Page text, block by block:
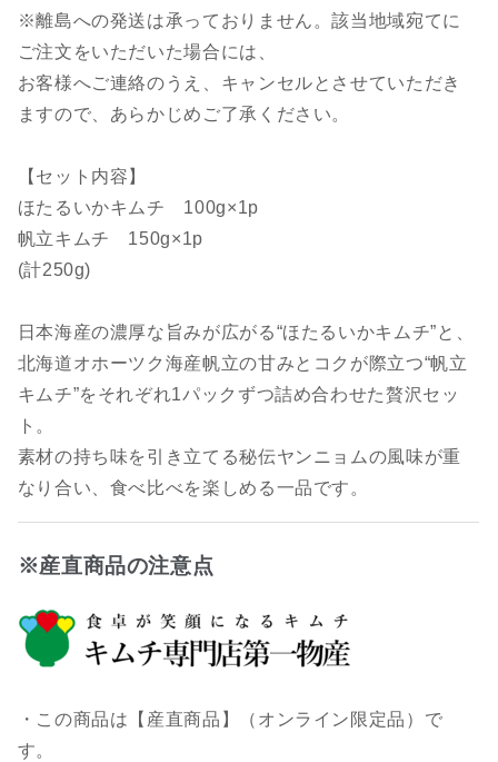
※離島への発送は承っておりません。該当地域宛てに
ご注文をいただいた場合には、
お客様へご連絡のうえ、キャンセルとさせていただき
ますので、あらかじめご了承ください。
【セット内容】
ほたるいかキムチ 100g×1p
帆立キムチ 150g×1p
(計250g)
日本海産の濃厚な旨みが広がる“ほたるいかキムチ”と、
北海道オホーツク海産帆立の甘みとコクが際立つ“帆立
キムチ”をそれぞれ1パックずつ詰め合わせた贅沢セッ
ト。
素材の持ち味を引き立てる秘伝ヤンニョムの風味が重
なり合い、食べ比べを楽しめる一品です。
※産直商品の注意点
・この商品は【産直商品】（オンライン限定品）で
す。